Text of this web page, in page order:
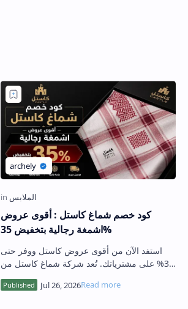
كود خصم شماغ كاستل : أقوى عروض
اشمغة رجالية بتخفيض 35%
استفد الآن من أقوى عروض كاستل ووفر حتى
35% على مشترياتك. تُعد شركة شماغ كاستل من
أشهر الشركات في المملكة العربية السعودية
المتخصصة في صناعة وتقديم أج…